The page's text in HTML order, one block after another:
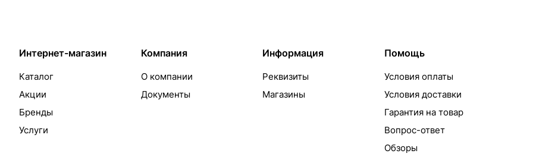
Интернет-магазин
Каталог
Акции
Бренды
Услуги
Компания
О компании
Документы
Информация
Реквизиты
Магазины
Помощь
Условия оплаты
Условия доставки
Гарантия на товар
Вопрос-ответ
Обзоры